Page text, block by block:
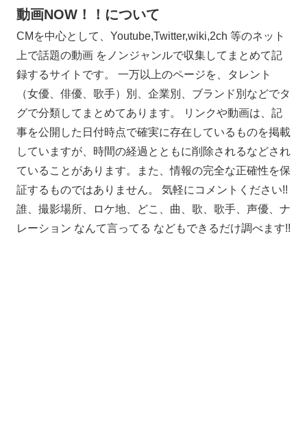
動画NOW！！について
CMを中心として、Youtube,Twitter,wiki,2ch 等のネット
上で話題の動画 をノンジャンルで収集してまとめて記
録するサイトです。 一万以上のページを、タレント
（女優、俳優、歌手）別、企業別、ブランド別などでタ
グで分類してまとめてあります。 リンクや動画は、記
事を公開した日付時点で確実に存在しているものを掲載
していますが、時間の経過とともに削除されるなどされ
ていることがあります。また、情報の完全な正確性を保
証するものではありません。 気軽にコメントください!!
誰、撮影場所、ロケ地、どこ、曲、歌、歌手、声優、ナ
レーション なんて言ってる などもできるだけ調べます!!